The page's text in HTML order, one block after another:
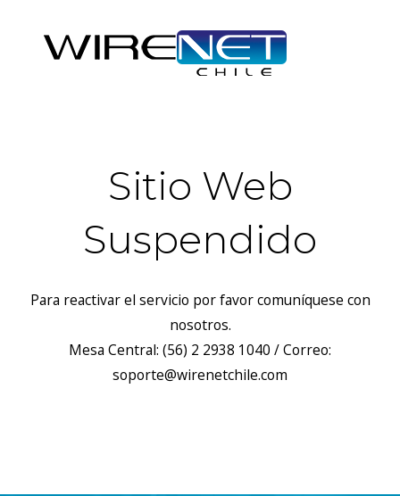
Sitio Web
Suspendido
Para reactivar el servicio por favor comuníquese con
nosotros.
Mesa Central: (56) 2 2938 1040 / Correo:
soporte@wirenetchile.com